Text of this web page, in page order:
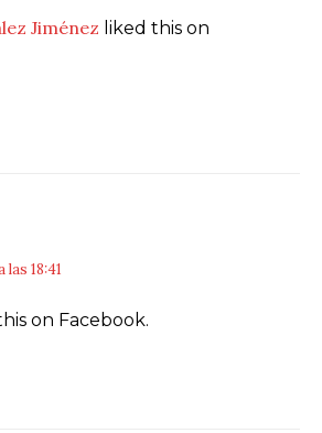
Jiménez liked this on
18:41
on Facebook.